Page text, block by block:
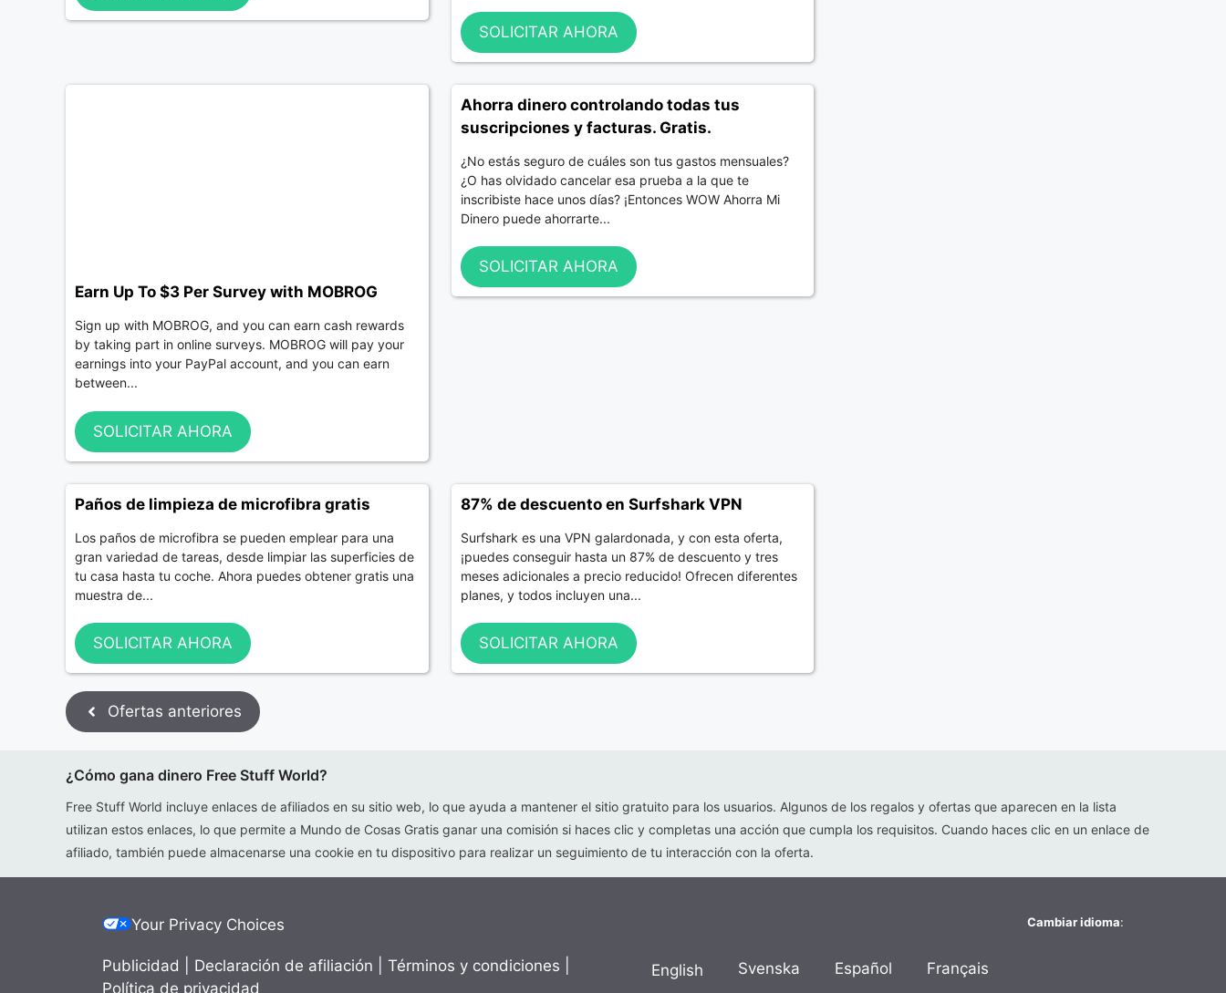
SOLICITAR AHORA
Earn Up To $3 Per Survey with MOBROG
Sign up with MOBROG, and you can earn cash rewards
by taking part in online surveys. MOBROG will pay your
earnings into your PayPal account, and you can earn
between...
SOLICITAR AHORA
Ahorra dinero controlando todas tus
suscripciones y facturas. Gratis.
¿No estás seguro de cuáles son tus gastos mensuales?
¿O has olvidado cancelar esa prueba a la que te
inscribiste hace unos días? ¡Entonces WOW Ahorra Mi
Dinero puede ahorrarte...
SOLICITAR AHORA
Paños de limpieza de microfibra gratis
Los paños de microfibra se pueden emplear para una
gran variedad de tareas, desde limpiar las superficies de
tu casa hasta tu coche. Ahora puedes obtener gratis una
muestra de...
SOLICITAR AHORA
87% de descuento en Surfshark VPN
Surfshark es una VPN galardonada, y con esta oferta,
¡puedes conseguir hasta un 87% de descuento y tres
meses adicionales a precio reducido! Ofrecen diferentes
planes, y todos incluyen una...
SOLICITAR AHORA
Ofertas anteriores
¿Cómo gana dinero Free Stuff World?
Free Stuff World incluye enlaces de afiliados en su sitio web, lo que ayuda a mantener el sitio gratuito para los usuarios. Algunos de los regalos y ofertas que aparecen en la lista
utilizan estos enlaces, lo que permite a Mundo de Cosas Gratis ganar una comisión si haces clic y completas una acción que cumpla los requisitos. Cuando haces clic en un enlace de
afiliado, también puede almacenarse una cookie en tu dispositivo para realizar un seguimiento de tu interacción con la oferta.
Your Privacy Choices
Publicidad Declaración de afiliación Términos y condiciones
Política de privacidad
Cambiar idioma:
English Svenska Español Français